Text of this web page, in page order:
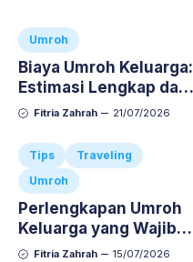
Umroh
Biaya Umroh Keluarga:
Estimasi Lengkap dan
Cara Atur Budgetnya
Fitria Zahrah 21/07/2026
Tips
Traveling
Umroh
Perlengkapan Umroh
Keluarga yang Wajib
Dibawa, Jangan
Fitria Zahrah 15/07/2026